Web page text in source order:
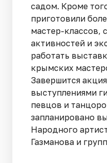
садом. Кроме
приготовили
мастер-классов,
активностей и
работать
крымских
Завершится
выступлениями
певцов и
запланировано
Народного
Газманова и